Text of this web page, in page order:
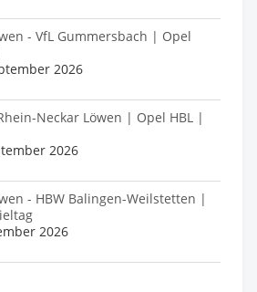
- VfL Gummersbach | Opel
2026
Neckar Löwen | Opel HBL |
2026
- HBW Balingen-Weilstetten |
2026